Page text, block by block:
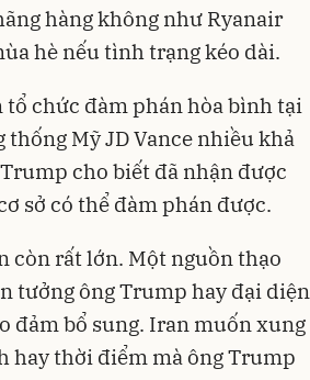
hàng không như Ryanair
hè nếu tình trạng kéo dài.
chức đàm phán hòa bình tại
Mỹ JD Vance nhiều khả
cho biết đã nhận được
sở có thể đàm phán được.
còn rất lớn. Một nguồn thạo
tưởng ông Trump hay đại diện
đảm bổ sung. Iran muốn xung
hay thời điểm mà ông Trump